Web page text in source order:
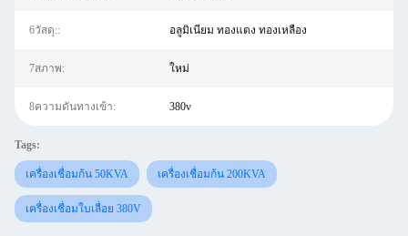
6วัสดุ:: อลูมิเนียม ทองแดง ทองเหลือง
7สภาพ: ใหม่
8ความดันทางเข้า: 380v
Tags:
เครื่องเชื่อมก้น 50KVA เครื่องเชื่อมก้น 200KVA
เครื่องเชื่อมใบเลื่อย 380V